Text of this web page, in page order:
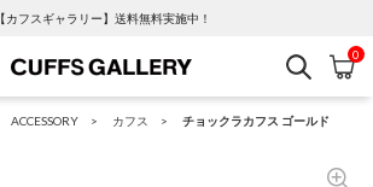
【カフスギャラリー】送料無料実施中！
Cuffs Gallery
検索 カ
0
ACCESSORY カフス チョックラカフス ゴールド